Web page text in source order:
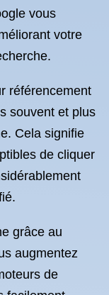
vous
votre
référencement
souvent et plus
Cela signifie
de cliquer
grâce au
augmentez
de